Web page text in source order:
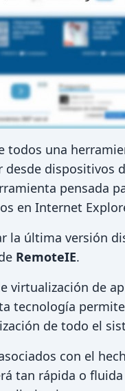
todos una
dispositivos
pensada
en Internet
la última versión
RemoteIE.
virtualización de
tecnología
de todo el
con el
tan rápida o